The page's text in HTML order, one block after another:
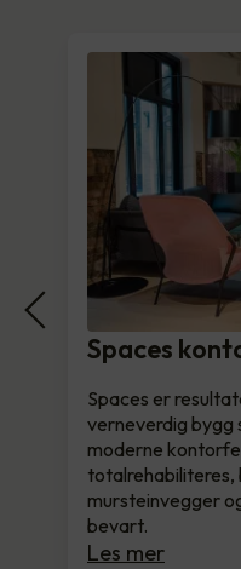
Spaces
Spaces er
verneverdig bygg
moderne
totalrehabiliteres,
mursteinvegger
bevart.
Les mer